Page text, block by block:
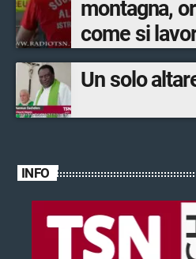
montagna,
come si
Un solo
INFO